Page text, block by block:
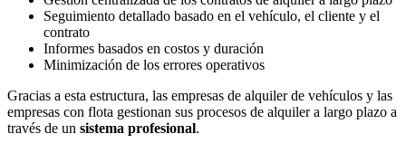
Seguimiento detallado basado en el vehículo, el cliente y el
contrato
Informes basados en costos y duración
Minimización de los errores operativos
Gracias a esta estructura, las empresas de alquiler de vehículos y las
empresas con flota gestionan sus procesos de alquiler a largo plazo a
través de un sistema profesional.